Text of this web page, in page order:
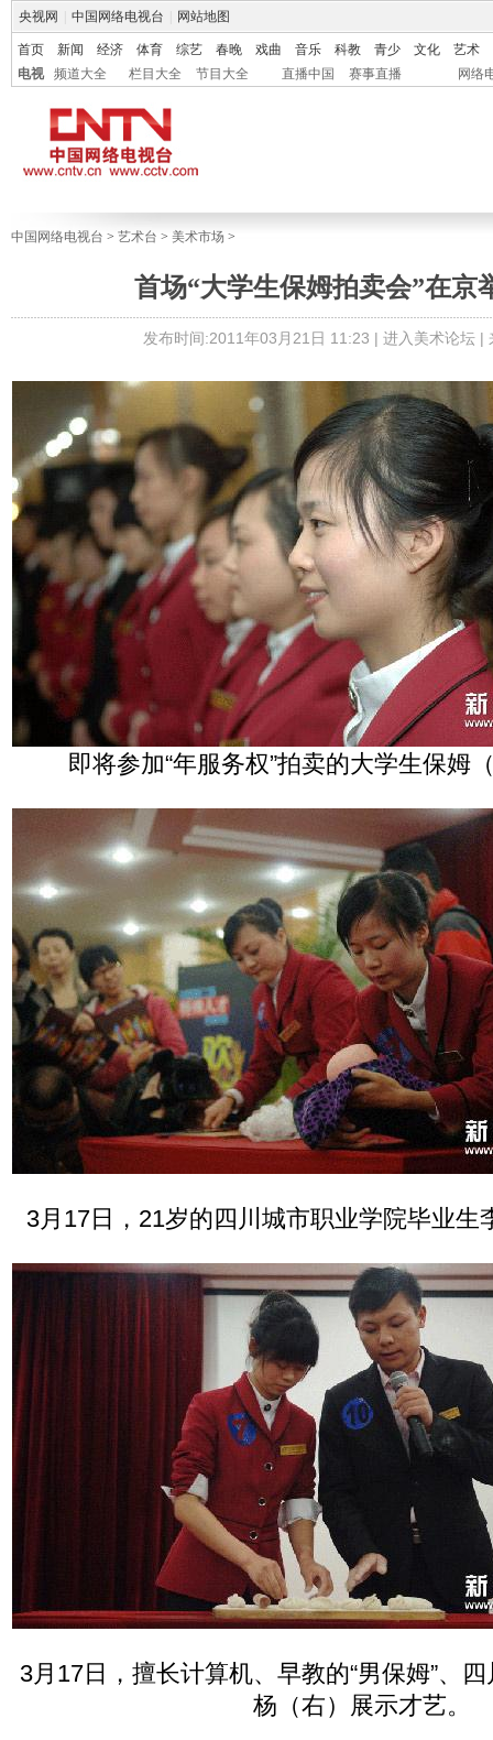
央视网 中国网络电视台 网站地图
首页 新闻 经济 体育 综艺 春晚 戏曲 音乐 科教 青少 文化
艺术
电视
频道大全 栏目大全 节目大全 直播中国 赛事直播 网络
中国网络电视台 > 艺术台 > 美术市场 >
首场“大学生保姆拍卖会”在京
发布时间:2011年03月21日 11:23 | 进入美术论坛|
即将参加“年服务权”拍卖的大学生保姆
3月17日，21岁的四川城市职业学院毕业生
3月17日，擅长计算机、早教的“男保姆”、
杨（右）展示才艺。